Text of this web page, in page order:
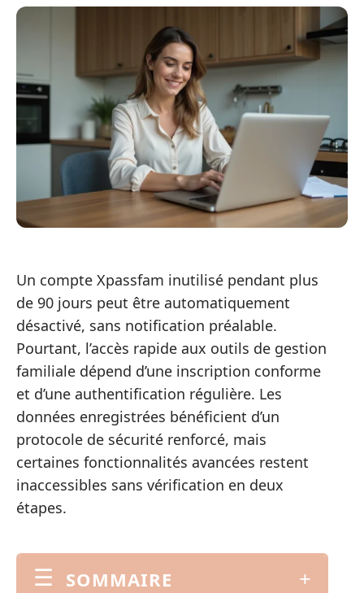
Un compte Xpassfam inutilisé pendant plus
de 90 jours peut être automatiquement
désactivé, sans notification préalable.
Pourtant, l’accès rapide aux outils de gestion
familiale dépend d’une inscription conforme
et d’une authentification régulière. Les
données enregistrées bénéficient d’un
protocole de sécurité renforcé, mais
certaines fonctionnalités avancées restent
inaccessibles sans vérification en deux
étapes.
SOMMAIRE